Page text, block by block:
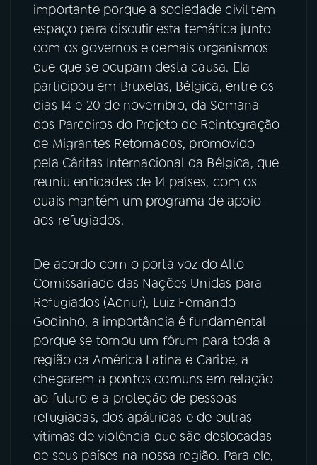
importante porque a sociedade civil tem
espaço para discutir esta temática junto
com os governos e demais organismos
que que se ocupam desta causa. Ela
participou em Bruxelas, Bélgica, entre os
dias 14 e 20 de novembro, da Semana
dos Parceiros do Projeto de Reintegração
de Migrantes Retornados, promovido
pela Cáritas Internacional da Bélgica, que
reuniu entidades de 14 países, com os
quais mantém um programa de apoio
aos refugiados.
De acordo com o porta voz do Alto
Comissariado das Nações Unidas para
Refugiados (Acnur), Luiz Fernando
Godinho, a importância é fundamental
porque se tornou um fórum para toda a
região da América Latina e Caribe, a
chegarem a pontos comuns em relação
ao futuro e a proteção de pessoas
refugiadas, dos apátridas e de outras
vítimas de violência que são deslocadas
de seus países na nossa região. Para ele,